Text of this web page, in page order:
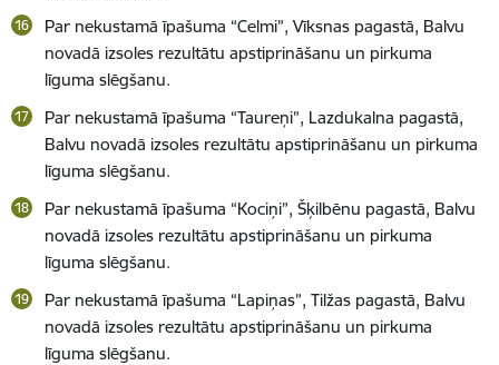
Par nekustamā īpašuma “Celmi”, Vīksnas pagastā, Balvu
novadā izsoles rezultātu apstiprināšanu un pirkuma
līguma slēgšanu.
Par nekustamā īpašuma “Taureņi”, Lazdukalna pagastā,
Balvu novadā izsoles rezultātu apstiprināšanu un pirkuma
līguma slēgšanu.
Par nekustamā īpašuma “Kociņi”, Šķilbēnu pagastā, Balvu
novadā izsoles rezultātu apstiprināšanu un pirkuma
līguma slēgšanu.
Par nekustamā īpašuma “Lapiņas”, Tilžas pagastā, Balvu
novadā izsoles rezultātu apstiprināšanu un pirkuma
līguma slēgšanu.